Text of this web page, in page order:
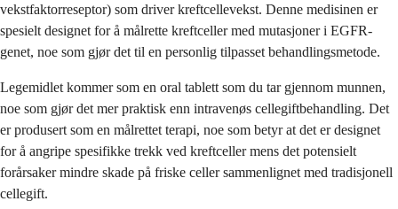
vekstfaktorreseptor) som driver kreftcellevekst. Denne medisinen er
spesielt designet for å målrette kreftceller med mutasjoner i EGFR-
genet, noe som gjør det til en personlig tilpasset behandlingsmetode.
Legemidlet kommer som en oral tablett som du tar gjennom munnen,
noe som gjør det mer praktisk enn intravenøs cellegiftbehandling. Det
er produsert som en målrettet terapi, noe som betyr at det er designet
for å angripe spesifikke trekk ved kreftceller mens det potensielt
forårsaker mindre skade på friske celler sammenlignet med tradisjonell
cellegift.